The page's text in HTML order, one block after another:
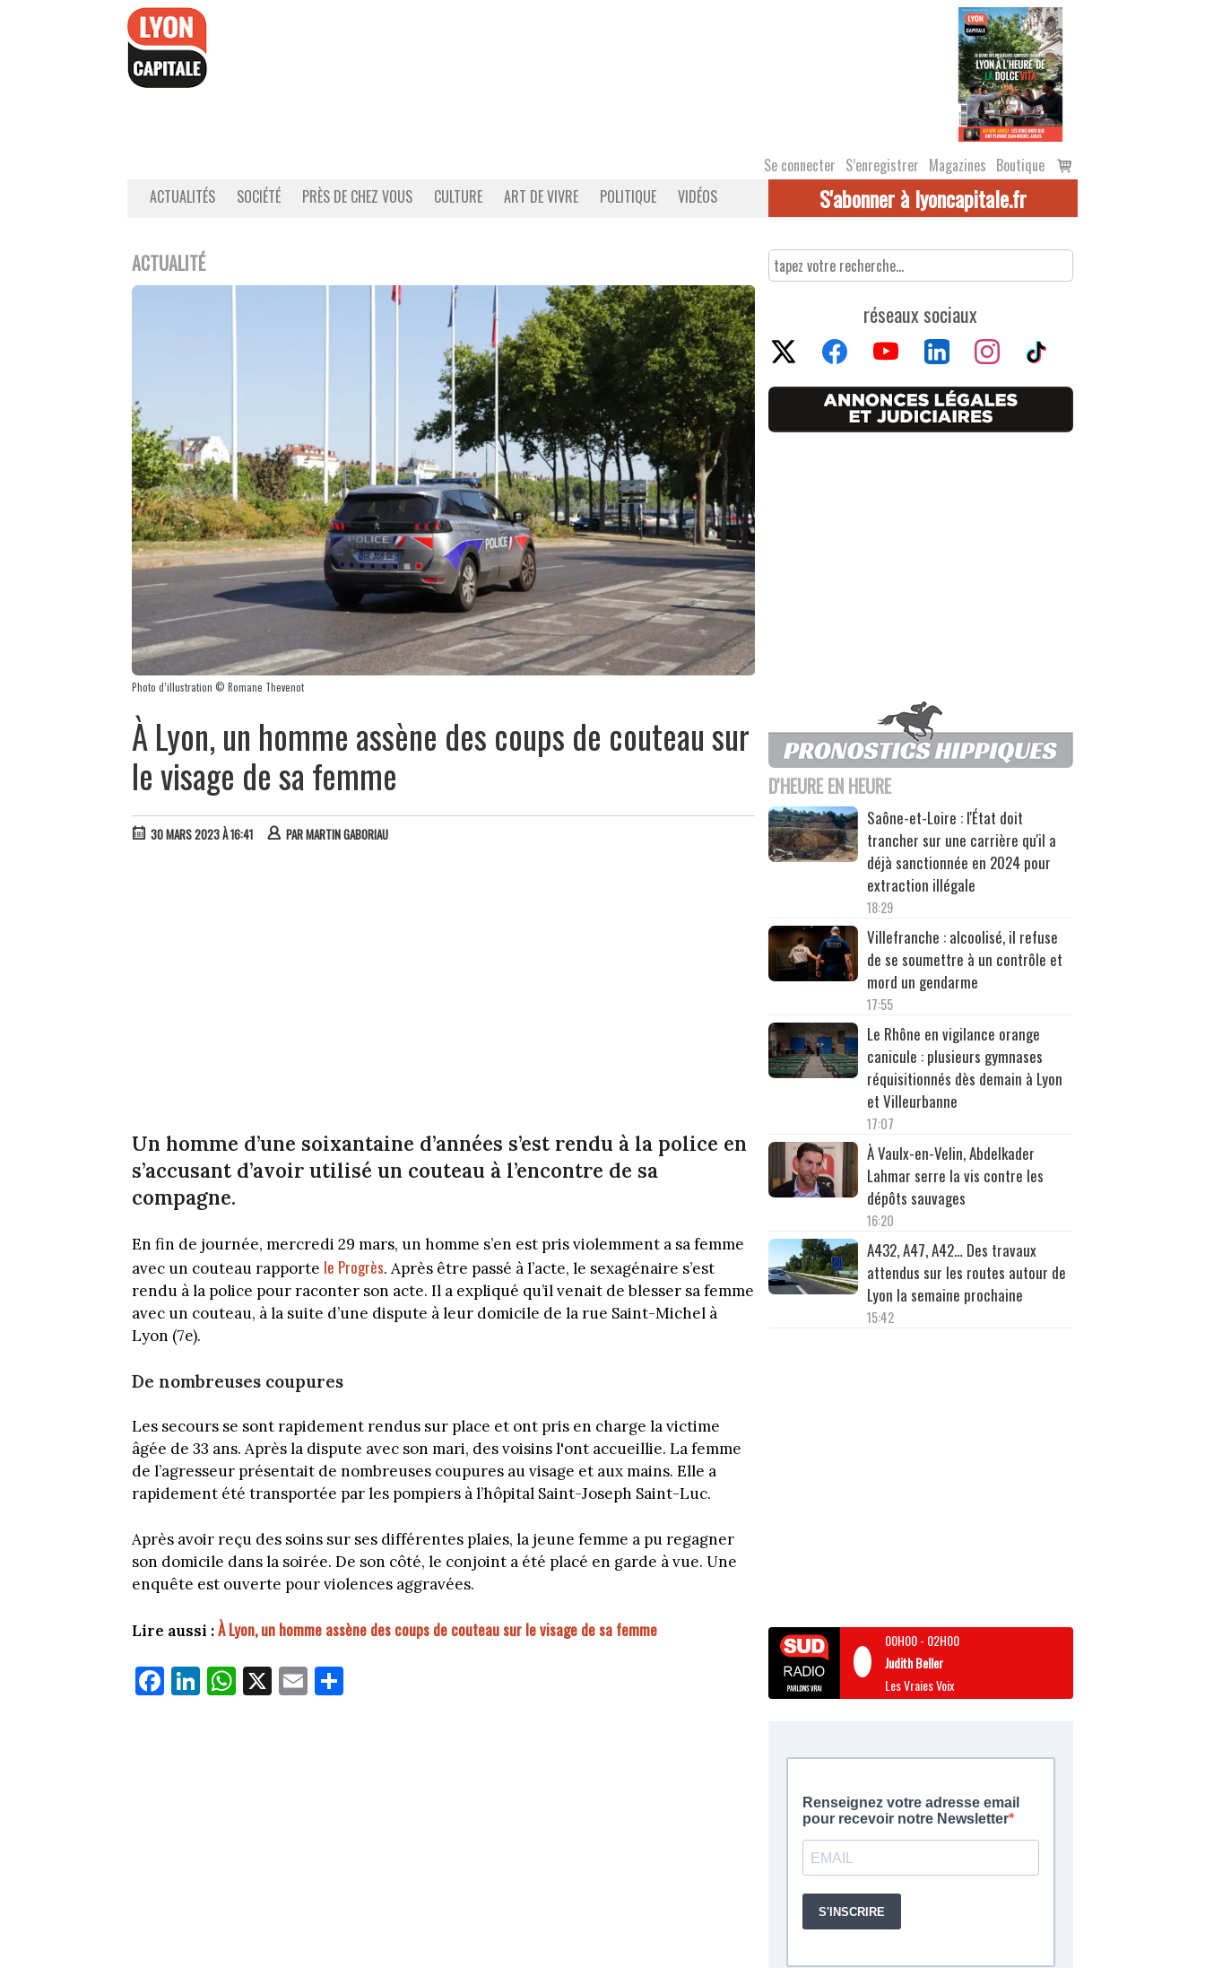
Se connecter S’enregistrer Magazines Boutique
Voir
le
ACTUALITÉS SOCIÉTÉ PRÈS DE CHEZ VOUS CULTURE ART DE VIVRE POLITIQUE VIDÉOS S'abonner à lyoncapitale.fr
ACTUALITÉ
Photo d’illustration © Romane Thevenot
À Lyon, un homme assène des coups de couteau sur
le visage de sa femme
30 MARS 2023 À 16:41 PARMARTIN GABORIAU
Un homme d’une soixantaine d’années s’est rendu à la police en
s’accusant d’avoir utilisé un couteau à l’encontre de sa
compagne.
En fin de journée, mercredi 29 mars, un homme s’en est pris violemment a sa femme
avec un couteau rapporte le Progrès. Après être passé à l’acte, le sexagénaire s’est
rendu à la police pour raconter son acte. Il a expliqué qu’il venait de blesser sa femme
avec un couteau, à la suite d’une dispute à leur domicile de la rue Saint-Michel à
Lyon (7e).
De nombreuses coupures
Les secours se sont rapidement rendus sur place et ont pris en charge la victime
âgée de 33 ans. Après la dispute avec son mari, des voisins l'ont accueillie. La femme
de l’agresseur présentait de nombreuses coupures au visage et aux mains. Elle a
rapidement été transportée par les pompiers à l’hôpital Saint-Joseph Saint-Luc.
Après avoir reçu des soins sur ses différentes plaies, la jeune femme a pu regagner
son domicile dans la soirée. De son côté, le conjoint a été placé en garde à vue. Une
enquête est ouverte pour violences aggravées.
Lire aussi :À Lyon, un homme assène des coups de couteau sur le visage de sa femme
Fa
ce
Li
nk
W
ha
X E
m
réseaux sociaux
D'HEURE EN HEURE
Saône-et-Loire : l'État doit
trancher sur une carrière qu'il a
déjà sanctionnée en 2024 pour
extraction illégale
18:29
Villefranche : alcoolisé, il refuse
de se soumettre à un contrôle et
mord un gendarme
17:55
Le Rhône en vigilance orange
canicule : plusieurs gymnases
réquisitionnés dès demain à Lyon
et Villeurbanne
17:07
À Vaulx-en-Velin, Abdelkader
Lahmar serre la vis contre les
dépôts sauvages
16:20
A432, A47, A42… Des travaux
attendus sur les routes autour de
Lyon la semaine prochaine
15:42
00H00- 02H00
Judith Beller
Les Vraies Voix